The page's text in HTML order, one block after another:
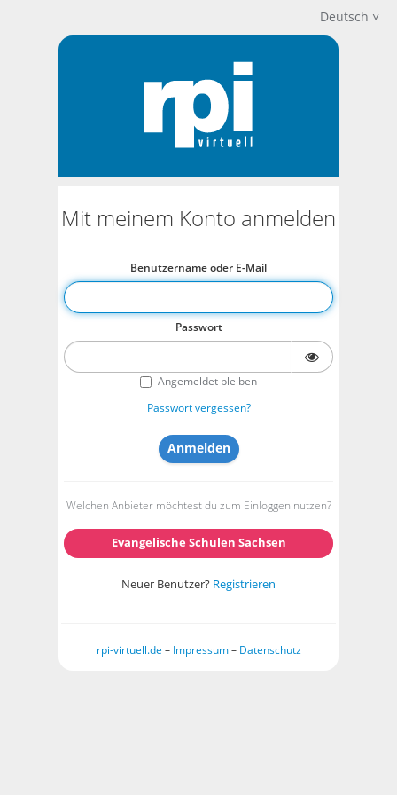
Deutsch
Mit meinem Konto anmelden
Benutzername oder E-Mail
Passwort
Angemeldet bleiben
Passwort vergessen?
Welchen Anbieter möchtest du zum Einloggen nutzen?
Evangelische Schulen Sachsen
Neuer Benutzer? Registrieren
rpi-virtuell.de – Impressum – Datenschutz